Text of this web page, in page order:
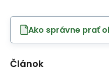
Ako správne prať
Článok